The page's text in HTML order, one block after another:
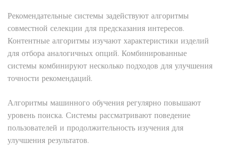
Рекомендательные системы задействуют алгоритмы
совместной селекции для предсказания интересов.
Контентные алгоритмы изучают характеристики изделий
для отбора аналогичных опций. Комбинированные
системы комбинируют несколько подходов для улучшения
точности рекомендаций.
Алгоритмы машинного обучения регулярно повышают
уровень поиска. Системы рассматривают поведение
пользователей и продолжительность изучения для
улучшения результатов.